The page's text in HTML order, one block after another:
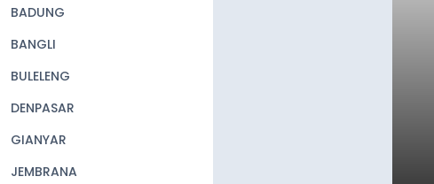
navigation
BADUNG
BANGLI
BULELENG
DENPASAR
GIANYAR
JEMBRANA